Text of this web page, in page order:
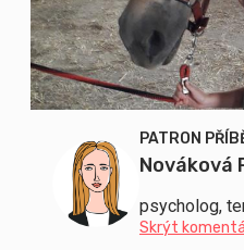
PATRON
Nováková
psycholog,
Skrýt